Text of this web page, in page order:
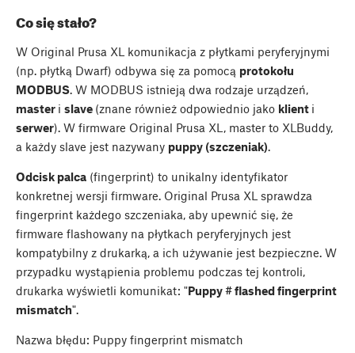
Co się stało?
W Original Prusa XL komunikacja z płytkami peryferyjnymi
(np. płytką Dwarf) odbywa się za pomocą protokołu
MODBUS. W MODBUS istnieją dwa rodzaje urządzeń,
master i slave (znane również odpowiednio jako klient i
serwer). W firmware Original Prusa XL, master to XLBuddy,
a każdy slave jest nazywany puppy (szczeniak).
Odcisk palca (fingerprint) to unikalny identyfikator
konkretnej wersji firmware. Original Prusa XL sprawdza
fingerprint każdego szczeniaka, aby upewnić się, że
firmware flashowany na płytkach peryferyjnych jest
kompatybilny z drukarką, a ich używanie jest bezpieczne. W
przypadku wystąpienia problemu podczas tej kontroli,
drukarka wyświetli komunikat: "Puppy # flashed fingerprint
mismatch".
Nazwa błędu: Puppy fingerprint mismatch